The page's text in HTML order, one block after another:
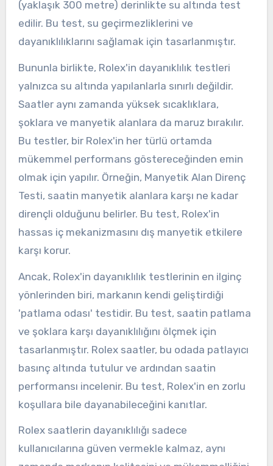
(yaklaşık 300 metre) derinlikte su altında test
edilir. Bu test, su geçirmezliklerini ve
dayanıklılıklarını sağlamak için tasarlanmıştır.
Bununla birlikte, Rolex'in dayanıklılık testleri
yalnızca su altında yapılanlarla sınırlı değildir.
Saatler aynı zamanda yüksek sıcaklıklara,
şoklara ve manyetik alanlara da maruz bırakılır.
Bu testler, bir Rolex'in her türlü ortamda
mükemmel performans göstereceğinden emin
olmak için yapılır. Örneğin, Manyetik Alan Direnç
Testi, saatin manyetik alanlara karşı ne kadar
dirençli olduğunu belirler. Bu test, Rolex'in
hassas iç mekanizmasını dış manyetik etkilere
karşı korur.
Ancak, Rolex'in dayanıklılık testlerinin en ilginç
yönlerinden biri, markanın kendi geliştirdiği
'patlama odası' testidir. Bu test, saatin patlama
ve şoklara karşı dayanıklılığını ölçmek için
tasarlanmıştır. Rolex saatler, bu odada patlayıcı
basınç altında tutulur ve ardından saatin
performansı incelenir. Bu test, Rolex'in en zorlu
koşullara bile dayanabileceğini kanıtlar.
Rolex saatlerin dayanıklılığı sadece
kullanıcılarına güven vermekle kalmaz, aynı